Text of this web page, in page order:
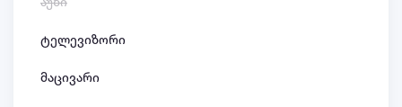
ტელევიზორი
მაცივარი